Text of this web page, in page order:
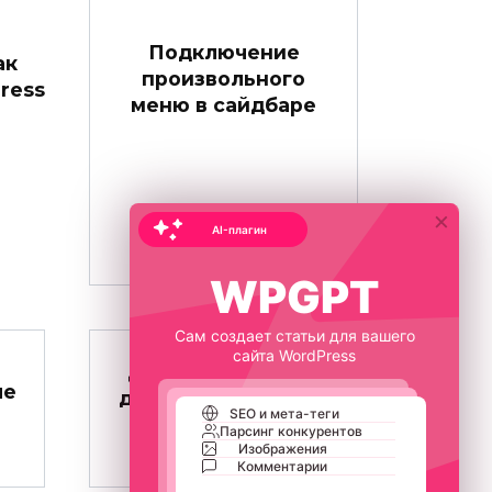
Подключение
произвольного
меню в сайдбаре
3 0
Доступ в консоль
для пользователей
0
×
AI-плагин
WPGPT
Сам создает статьи для вашего
сайта WordPress
SEO и мета-теги
Парсинг конкурентов
Изображения
Комментарии